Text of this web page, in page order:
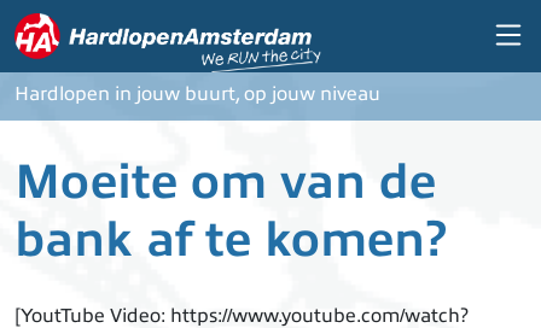
Overslaan en naar de inhoud gaan
Hardlopen in jouw buurt, op jouw niveau
Moeite om van de
bank af te komen?
[YoutTube Video: https://www.youtube.com/watch?